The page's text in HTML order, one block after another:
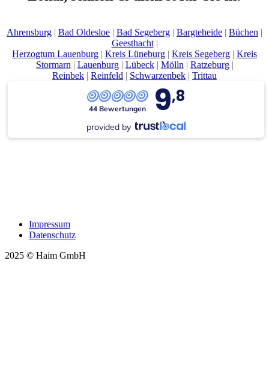
Ahrens­burg | Bad Oldes­loe | Bad Sege­berg | Barg­te­he­i­de | Büchen |
Geest­hacht|
Her­zog­tum Lau­en­burg | Kreis Lüne­burg | Kreis Sege­berg | Kreis
Stor­marn | Lau­en­burg| Lübeck| Mölln | Rat­ze­burg|
Rein­bek | Rein­feld | Schwar­zen­bek | Tritt­au
44 Bewertungen 9,8
provided by
Impres­sum
Daten­schutz
2025 © Haim GmbH